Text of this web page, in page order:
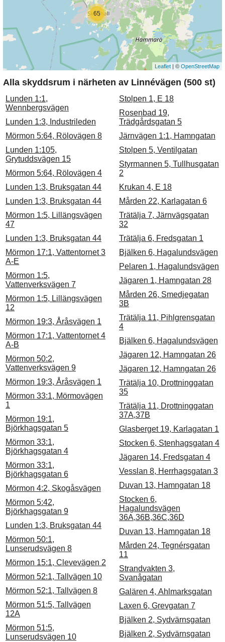
65
Leaflet | © OpenStreetMap
Alla skyddsrum i närheten av Linnévägen (500 st)
Lunden 1:1,
Wennbergsvägen
Lunden 1:3, Industrileden
Mörmon 5:64, Rölovägen 8
Lunden 1:105,
Grytuddsvägen 15
Mörmon 5:64, Rölovägen 4
Lunden 1:3, Bruksgatan 44
Lunden 1:3, Bruksgatan 44
Mörmon 1:5, Lillängsvägen
47
Lunden 1:3, Bruksgatan 44
Mörmon 17:1, Vattentornet 3
A-E
Mörmon 1:5,
Vattenverksvägen 7
Mörmon 1:5, Lillängsvägen
12
Mörmon 19:3, Åråsvägen 1
Mörmon 17:1, Vattentornet 4
A-B
Mörmon 50:2,
Vattenverksvägen 9
Mörmon 19:3, Åråsvägen 1
Mörmon 33:1, Mörmovägen
1
Mörmon 19:1,
Björkhagsgatan 5
Mörmon 33:1,
Björkhagsgatan 4
Mörmon 33:1,
Björkhagsgatan 6
Mörmon 4:2, Skogåsvägen
Mörmon 5:42,
Björkhagsgatan 9
Lunden 1:3, Bruksgatan 44
Mörmon 50:1,
Lunserudsvägen 8
Mörmon 15:1, Clevevägen 2
Mörmon 52:1, Tallvägen 10
Mörmon 52:1, Tallvägen 8
Mörmon 51:5, Tallvägen
12A
Mörmon 51:5,
Lunserudsvägen 10
Stolpen 1, E 18
Rosenbad 19,
Trädgårdsgatan 5
Järnvägen 1:1, Hamngatan
Stolpen 5, Ventilgatan
Styrmannen 5, Tullhusgatan
2
Krukan 4, E 18
Mården 22, Karlagatan 6
Trätälja 7, Järnvägsgatan
32
Trätälja 6, Fredsgatan 1
Bjälken 6, Hagalundsvägen
Pelaren 1, Hagalundsvägen
Jägaren 1, Hamngatan 28
Mården 26, Smedjegatan
3B
Trätälja 11, Pihlgrensgatan
4
Bjälken 6, Hagalundsvägen
Jägaren 12, Hamngatan 26
Jägaren 12, Hamngatan 26
Trätälja 10, Drottninggatan
35
Trätälja 11, Drottninggatan
37A,37B
Glasberget 19, Karlagatan 1
Stocken 6, Stenhagsgatan 4
Jägaren 14, Fredsgatan 4
Vesslan 8, Herrhagsgatan 3
Duvan 13, Hamngatan 18
Stocken 6,
Hagalundsvägen
36A,36B,36C,36D
Duvan 13, Hamngatan 18
Mården 24, Tegnérsgatan
11
Strandvakten 3,
Svanågatan
Galären 4, Ahlmarksgatan
Laxen 6, Grevgatan 7
Bjälken 2, Sydvärnsgatan
Bjälken 2, Sydvärnsgatan